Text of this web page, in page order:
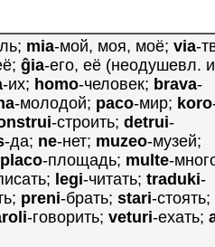
mia-мой, моя, моё; via-
ĝia-его, её (неодушевл. и
-их; homo-человек; brava-
-молодой; paco-мир; koro
-строить; detrui-
-да; ne-нет; muzeo-музей;
placo-площадь; multe-
legi-читать; traduki-
preni-брать; stari-стоять;
-говорить; veturi-ехать;